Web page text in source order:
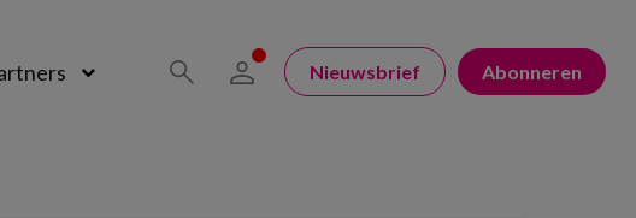
Nieuwsbrief Abonneren